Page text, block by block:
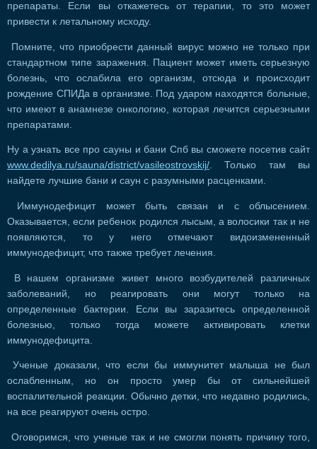
препараты. Если вы откажетесь от терапии, то это может
привести к летальному исходу.
Помните, что приобрести данный вирус можно не только при
стандартном типе заражения. Пациент может иметь серьезную
болезнь, что ослабила его организм, отсюда и происходит
рождение СПИДа в организме. Под ударом находятся больные,
что имеют в анамнезе онкологию, которая лечится серьезными
препаратами.
Ну а узнать все про сауны и бани Спб вы сможете посетив сайт
www.dedilya.ru/sauna/district/vasileostrovskij/. Только там вы
найдете лучшие бани и саун с разумными расценками.
Иммунодефицит может быть связан и с облысением.
Оказывается, если ребенок родился лысым, а волосики так и не
появляются, то у него отмечают видоизмененный
иммунодефицит, что также требует лечения.
В нашем организме живет много возбудителей различных
заболеваний, но реагировать они могут только на
определенные бактерии. Если вы заразитесь определенной
болезнью, только тогда можете активировать клетки
иммунодефицита.
Ученые доказали, что если бы иммунитет малыша не был
ослабленным, но он просто умер бы от сильнейшей
воспалительной реакции. Обычно детки, что недавно родились,
на все реагируют очень остро.
Оговоримся, что ученые так и не смогли понять причину того,